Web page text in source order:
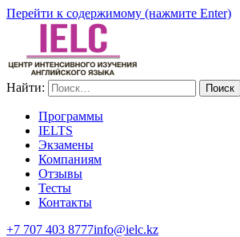
Перейти к содержимому (нажмите Enter)
Intensive English Language Center
Найти:
Программы
IELTS
Экзамены
Компаниям
Отзывы
Тесты
Контакты
+7 707 403 8777info@ielc.kz